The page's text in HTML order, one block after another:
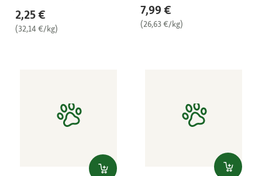
2,25 €
(32,14 €/kg)
7,99 €
(26,63 €/kg)